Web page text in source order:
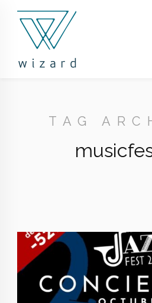
TAG